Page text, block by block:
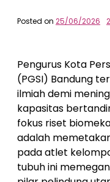
Posted on 25/06/2026
Pengurus Kota
(PGSI) Bandung
ilmiah demi
kapasitas
fokus riset
adalah
pada atlet
tubuh ini